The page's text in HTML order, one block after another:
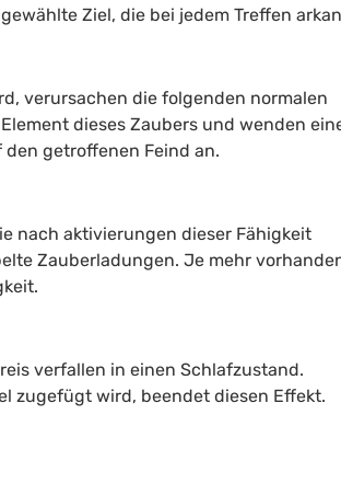
Ziel, die bei jedem Treffen
verursachen die folgenden normalen
dieses Zaubers und wenden
getroffenen Feind an.
nach aktivierungen dieser Fähigkeit
Zauberladungen. Je mehr
verfallen in einen Schlafzustand.
zugefügt wird, beendet diesen Effekt.